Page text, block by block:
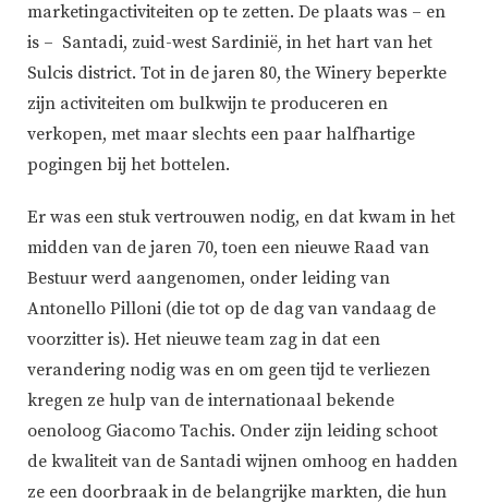
marketingactiviteiten op te zetten. De plaats was – en
is – Santadi, zuid-west Sardinië, in het hart van het
Sulcis district. Tot in de jaren 80, the Winery beperkte
zijn activiteiten om bulkwijn te produceren en
verkopen, met maar slechts een paar halfhartige
pogingen bij het bottelen.
Er was een stuk vertrouwen nodig, en dat kwam in het
midden van de jaren 70, toen een nieuwe Raad van
Bestuur werd aangenomen, onder leiding van
Antonello Pilloni (die tot op de dag van vandaag de
voorzitter is). Het nieuwe team zag in dat een
verandering nodig was en om geen tijd te verliezen
kregen ze hulp van de internationaal bekende
oenoloog Giacomo Tachis. Onder zijn leiding schoot
de kwaliteit van de Santadi wijnen omhoog en hadden
ze een doorbraak in de belangrijke markten, die hun